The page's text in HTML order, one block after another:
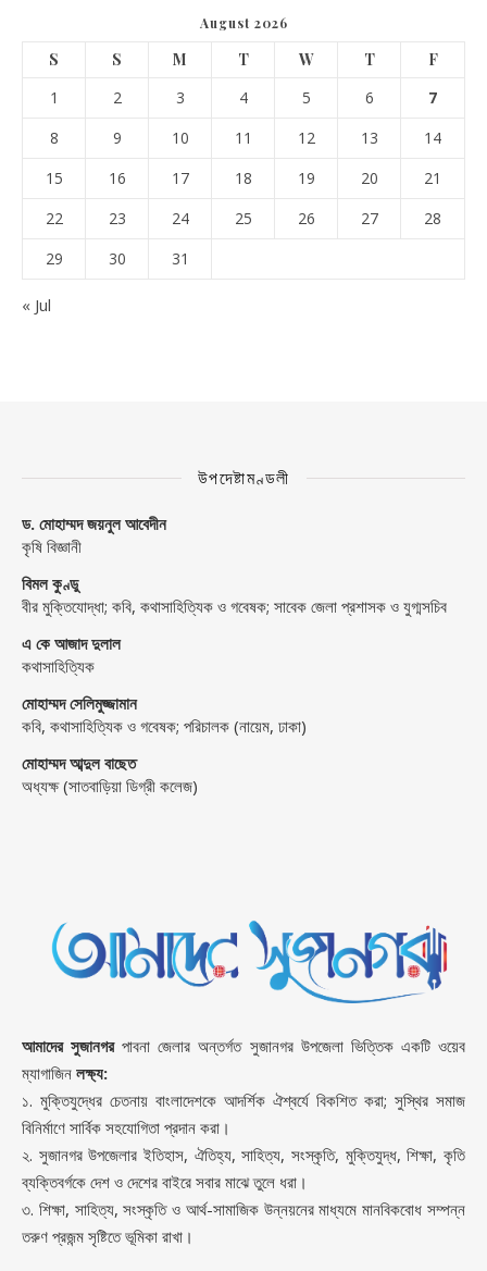
August 2026
S S M T W T
F
1
2 3 4 5 6
7
8
9 10 11 12 13
14
15
16 17 18 19 20
21
22
23 24 25 26 27
28
29
30 31
« Jul
উপদেষ্টামণ্ডলী
ড. মোহাম্মদ জয়নুল আবেদীন
কৃষি বিজ্ঞানী
বিমল কুণ্ডু
বীর মুক্তিযোদ্ধা; কবি, কথাসাহিত্যিক ও গবেষক; সাবেক জেলা প্রশাসক ও যুগ্মসচিব
এ কে আজাদ দুলাল
কথাসাহিত্যিক
মোহাম্মদ সেলিমুজ্জামান
কবি, কথাসাহিত্যিক ও গবেষক; পরিচালক (নায়েম, ঢাকা)
মোহাম্মদ আব্দুল বাছেত
অধ্যক্ষ (সাতবাড়িয়া ডিগ্রী কলেজ)
আমাদের সুজানগরপাবনা জেলার অন্তর্গত সুজানগর উপজেলা ভিত্তিক একটি ওয়েব
ম্যাগাজিন লক্ষ্য:
১. মুক্তিযুদ্ধের চেতনায় বাংলাদেশকে আদর্শিক ঐশ্বর্যে বিকশিত করা; সুস্থির সমাজ
বিনির্মাণে সার্বিক সহযোগিতা প্রদান করা।
২. সুজানগর উপজেলার ইতিহাস, ঐতিহ্য, সাহিত্য, সংস্কৃতি, মুক্তিযুদ্ধ, শিক্ষা, কৃতি
ব্যক্তিবর্গকে দেশ ও দেশের বাইরে সবার মাঝে তুলে ধরা।
৩. শিক্ষা, সাহিত্য, সংস্কৃতি ও আর্থ-সামাজিক উন্নয়নের মাধ্যমে মানবিকবোধ সম্পন্ন
তরুণ প্রজন্ম সৃষ্টিতে ভূমিকা রাখা।